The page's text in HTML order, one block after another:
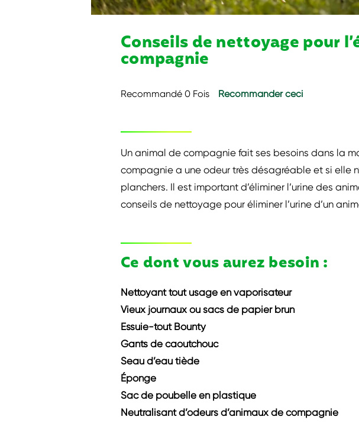
Conseils de nettoyage pour
compagnie
Recommandé 0 Fois Recommander ceci
Un animal de compagnie fait ses besoins dans la
compagnie a une odeur très désagréable et si elle
planchers. Il est important d’éliminer l’urine des
conseils de nettoyage pour éliminer l’urine d’un
Ce dont vous aurez besoin :
Nettoyant tout usage en vaporisateur
Vieux journaux ou sacs de papier brun
Essuie-tout Bounty
Gants de caoutchouc
Seau d’eau tiède
Éponge
Sac de poubelle en plastique
Neutralisant d’odeurs d’animaux de compagnie